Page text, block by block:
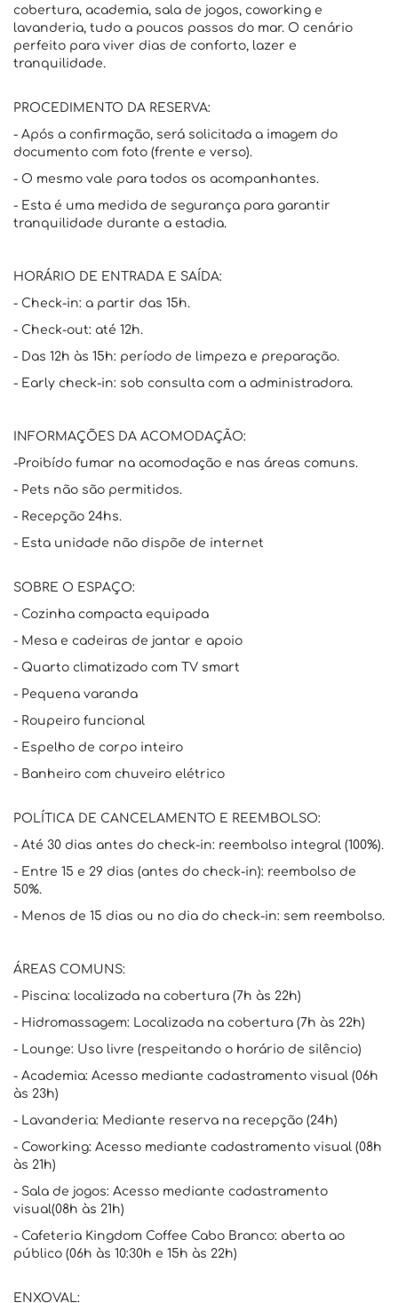
cobertura, academia, sala de jogos, coworking e
lavanderia, tudo a poucos passos do mar. O cenário
perfeito para viver dias de conforto, lazer e
tranquilidade.
PROCEDIMENTO DA RESERVA:
- Após a confirmação, será solicitada a imagem do
documento com foto (frente e verso).
- O mesmo vale para todos os acompanhantes.
- Esta é uma medida de segurança para garantir
tranquilidade durante a estadia.
HORÁRIO DE ENTRADA E SAÍDA:
- Check-in: a partir das 15h.
- Check-out: até 12h.
- Das 12h às 15h: período de limpeza e preparação.
- Early check-in: sob consulta com a administradora.
INFORMAÇÕES DA ACOMODAÇÃO:
-Proibído fumar na acomodação e nas áreas comuns.
- Pets não são permitidos.
- Recepção 24hs.
- Esta unidade não dispõe de internet
SOBRE O ESPAÇO:
- Cozinha compacta equipada
- Mesa e cadeiras de jantar e apoio
- Quarto climatizado com TV smart
- Pequena varanda
- Roupeiro funcional
- Espelho de corpo inteiro
- Banheiro com chuveiro elétrico
POLÍTICA DE CANCELAMENTO E REEMBOLSO:
- Até 30 dias antes do check-in: reembolso integral (100%).
- Entre 15 e 29 dias (antes do check-in): reembolso de
50%.
- Menos de 15 dias ou no dia do check-in: sem reembolso.
ÁREAS COMUNS:
- Piscina: localizada na cobertura (7h às 22h)
- Hidromassagem: Localizada na cobertura (7h às 22h)
- Lounge: Uso livre (respeitando o horário de silêncio)
- Academia: Acesso mediante cadastramento visual (06h
às 23h)
- Lavanderia: Mediante reserva na recepção (24h)
- Coworking: Acesso mediante cadastramento visual (08h
às 21h)
- Sala de jogos: Acesso mediante cadastramento
visual(08h às 21h)
- Cafeteria Kingdom Coffee Cabo Branco: aberta ao
público (06h às 10:30h e 15h às 22h)
ENXOVAL: